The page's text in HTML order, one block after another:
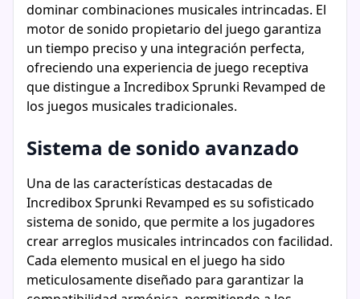
dominar combinaciones musicales intrincadas. El
motor de sonido propietario del juego garantiza
un tiempo preciso y una integración perfecta,
ofreciendo una experiencia de juego receptiva
que distingue a Incredibox Sprunki Revamped de
los juegos musicales tradicionales.
Sistema de sonido avanzado
Una de las características destacadas de
Incredibox Sprunki Revamped es su sofisticado
sistema de sonido, que permite a los jugadores
crear arreglos musicales intrincados con facilidad.
Cada elemento musical en el juego ha sido
meticulosamente diseñado para garantizar la